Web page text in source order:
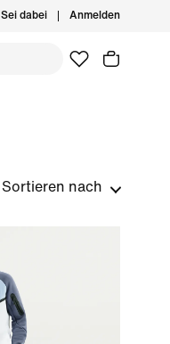
Sei dabei Anmelden
Sortieren nach